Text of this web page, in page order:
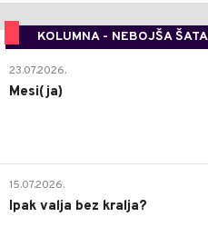
KOLUMNA - NEBOJŠA
23.07.2026.
Mesi(ja)
15.07.2026.
Ipak valja bez kralja?